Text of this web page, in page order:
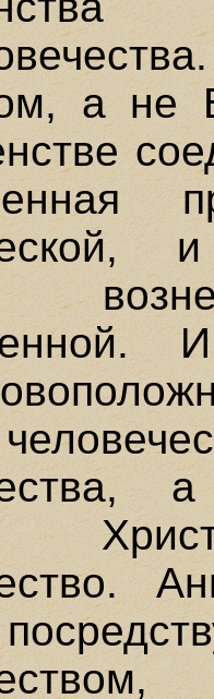
а не
И